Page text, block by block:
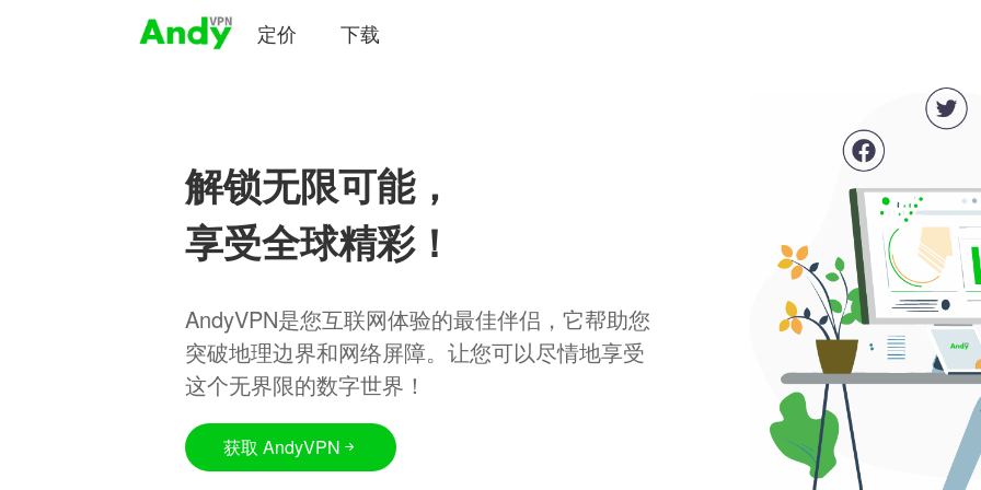
定价 下载
解锁无限可能，
享受全球精彩！
AndyVPN是您互联网体验的最佳伴侣，它帮助您
突破地理边界和网络屏障。让您可以尽情地享受
这个无界限的数字世界！
获取 AndyVPN